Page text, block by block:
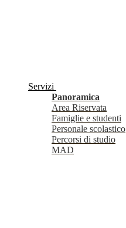
Servizi
Panoramica
Area Riservata
Famiglie e studenti
Personale scolastico
Percorsi di studio
MAD